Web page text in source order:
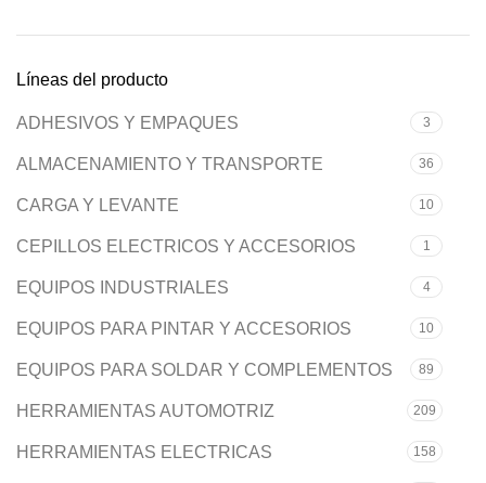
Líneas del producto
ADHESIVOS Y EMPAQUES 3
ALMACENAMIENTO Y TRANSPORTE 36
CARGA Y LEVANTE 10
CEPILLOS ELECTRICOS Y ACCESORIOS 1
EQUIPOS INDUSTRIALES 4
EQUIPOS PARA PINTAR Y ACCESORIOS 10
EQUIPOS PARA SOLDAR Y COMPLEMENTOS 89
HERRAMIENTAS AUTOMOTRIZ 209
HERRAMIENTAS ELECTRICAS 158